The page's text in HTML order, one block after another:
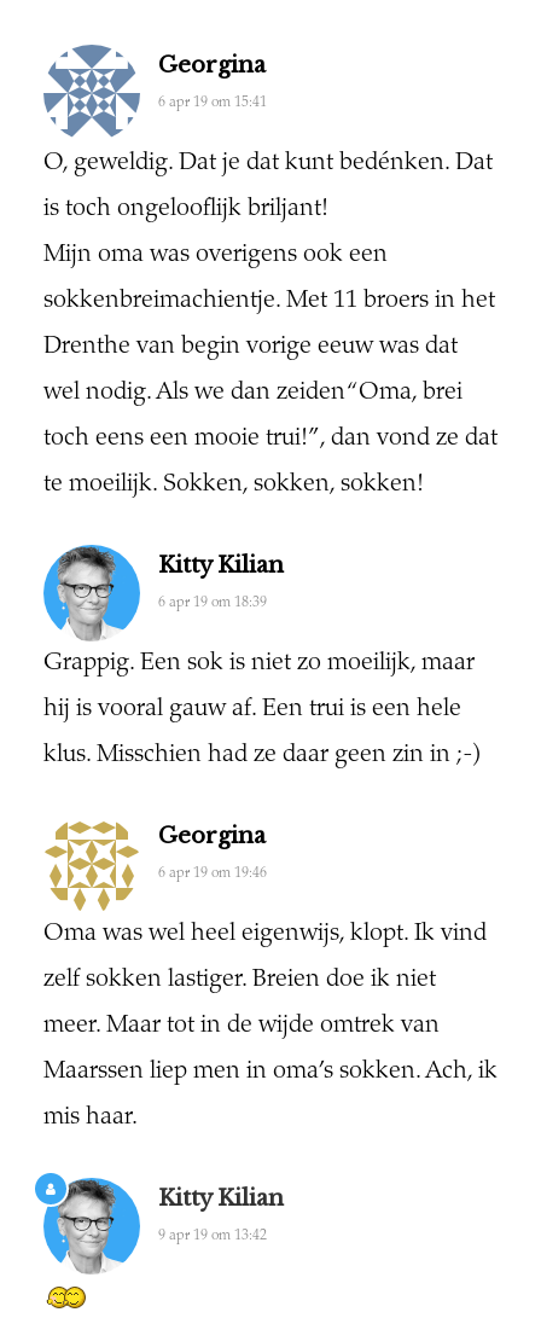
Georgina
6 apr 19 om 15:41
O, geweldig. Dat je dat kunt bedénken. Dat
is toch ongelooflijk briljant!
Mijn oma was overigens ook een
sokkenbreimachientje. Met 11 broers in het
Drenthe van begin vorige eeuw was dat
wel nodig. Als we dan zeiden “Oma, brei
toch eens een mooie trui!”, dan vond ze dat
te moeilijk. Sokken, sokken, sokken!
Kitty Kilian
6 apr 19 om 18:39
Grappig. Een sok is niet zo moeilijk, maar
hij is vooral gauw af. Een trui is een hele
klus. Misschien had ze daar geen zin in ;-)
Georgina
6 apr 19 om 19:46
Oma was wel heel eigenwijs, klopt. Ik vind
zelf sokken lastiger. Breien doe ik niet
meer. Maar tot in de wijde omtrek van
Maarssen liep men in oma’s sokken. Ach, ik
mis haar.
Kitty Kilian
9 apr 19 om 13:42